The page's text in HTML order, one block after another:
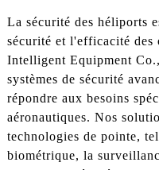
La sécurité des héliports
sécurité et l'efficacité
Intelligent Equipment
systèmes de sécurité
répondre aux besoins
aéronautiques. Nos
technologies de pointe,
biométrique, la